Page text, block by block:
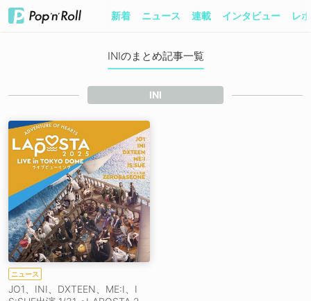
新着 ニュース 連載 インタビュー レ
INIのまとめ記事一覧
INI
ニュース
JO1、INI、DXTEEN、ME:I、I